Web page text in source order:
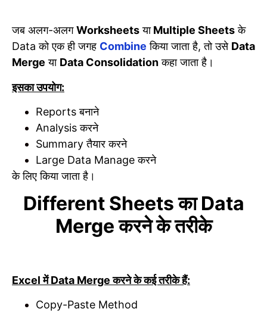
जब अलग-अलगWorksheetsयाMultiple Sheetsके
Data को एक ही जगह Combine किया जाता है, तो उसे Data
Merge या Data Consolidationकहा जाता है।
इसका उपयोग:
Reports बनाने
Analysis करने
Summary तैयार करने
Large Data Manage करने
के लिए किया जाता है।
Different Sheets का Data
Merge करने के तरीके
Excel में Data Merge करने के कई तरीके हैं:
Copy-Paste Method